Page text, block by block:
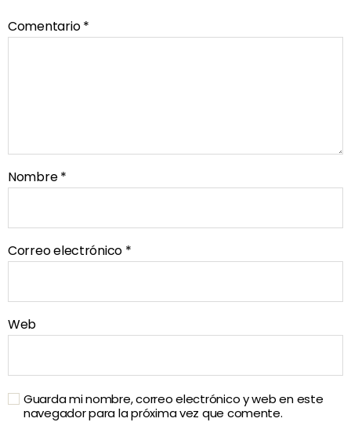
Comentario*
Nombre*
Correo electrónico *
Web
Guarda mi nombre, correo electrónico y web en este
navegador para la próxima vez que comente.